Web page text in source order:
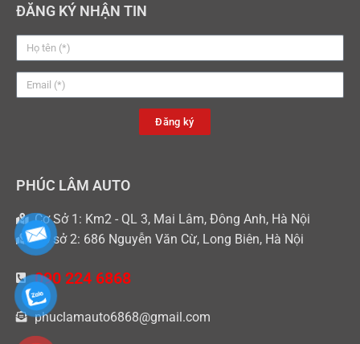
ĐĂNG KÝ NHẬN TIN
Đăng ký
PHÚC LÂM AUTO
Cơ Sở 1: Km2 - QL 3, Mai Lâm, Đông Anh, Hà Nội
Cơ sở 2: 686 Nguyễn Văn Cừ, Long Biên, Hà Nội
090 224 6868
phuclamauto6868@gmail.com